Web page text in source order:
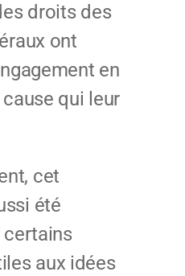
droits des
ont
en
qui leur
cet
été
certains
aux idées